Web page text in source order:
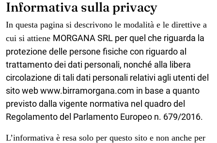
Informativa sulla privacy
In questa pagina si descrivono le modalità e le direttive a
cui si attiene MORGANA SRL per quel che riguarda la
protezione delle persone fisiche con riguardo al
trattamento dei dati personali, nonché alla libera
circolazione di tali dati personali relativi agli utenti del
sito web www.birramorgana.com in base a quanto
previsto dalla vigente normativa nel quadro del
Regolamento del Parlamento Europeo n. 679/2016.
L’informativa è resa solo per questo sito e non anche per